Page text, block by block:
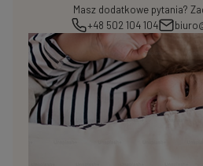
Masz dodatkowe pytania?
+48 502 104 104